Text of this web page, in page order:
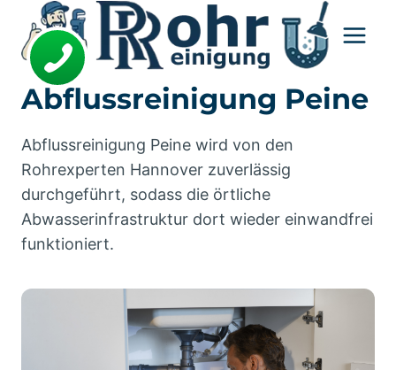
Inhalt
springen
Abflussreinigung Peine
Abflussreinigung Peine wird von den
Rohrexperten Hannover zuverlässig
durchgeführt, sodass die örtliche
Abwasserinfrastruktur dort wieder einwandfrei
funktioniert.